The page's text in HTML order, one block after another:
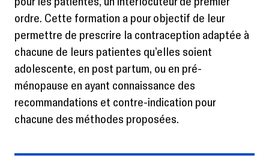
ordre. Cette formation a pour objectif de leur
permettre de prescrire la contraception adaptée à
chacune de leurs patientes qu’elles soient
adolescente, en post partum, ou en pré-
ménopause en ayant connaissance des
recommandations et contre-indication pour
chacune des méthodes proposées.